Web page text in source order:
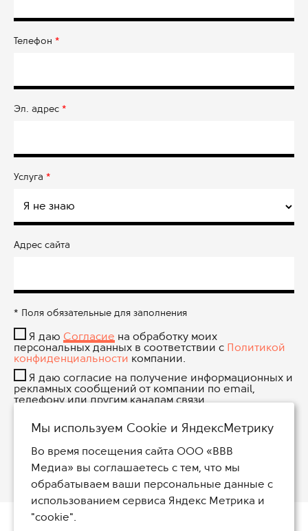
Телефон *
Эл. адрес *
Услуга *
Адрес сайта
* Поля обязательные для заполнения
Я даю Согласие на обработку моих
персональных данных в соответствии с Политикой
конфиденциальности компании.
Я даю согласие на получение информационных и
рекламных сообщений от компании по email,
телефону или другим каналам связи.
8 (800) 234-47-30
Мы используем Сookie и ЯндексМетрику
Во время посещения сайта ООО «ВВВ
Медиа» вы соглашаетесь с тем, что мы
обрабатываем ваши персональные данные с
использованием сервиса Яндекс Метрика и
"cookie".